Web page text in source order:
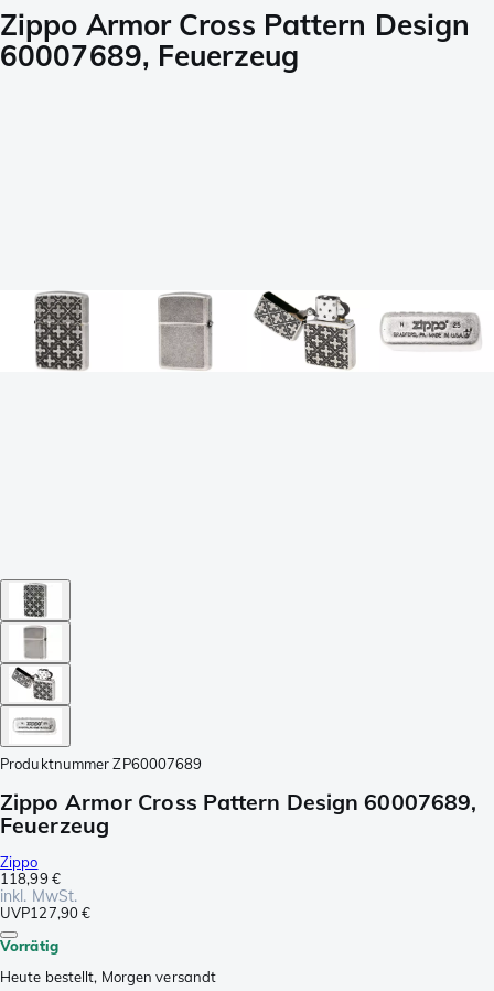
Zippo Armor Cross Pattern Design
60007689, Feuerzeug
Produktnummer ZP60007689
Zippo Armor Cross Pattern Design 60007689,
Feuerzeug
Zippo
118,99 €
inkl. MwSt.
UVP127,90 €
Vorrätig
Heute bestellt, Morgen versandt